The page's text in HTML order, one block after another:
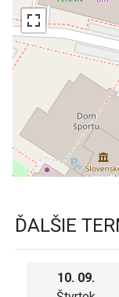
ĎALŠIE
10. 09.